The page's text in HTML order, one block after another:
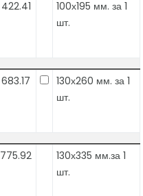
422.41
100х195 мм. за 1
шт.
683.17
130х260 мм. за 1
шт.
775.92
130х335 мм.за 1
шт.